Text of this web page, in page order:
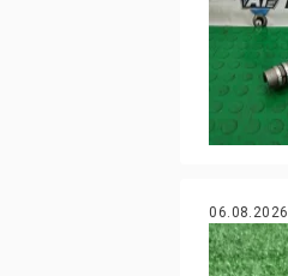
06.08.2026